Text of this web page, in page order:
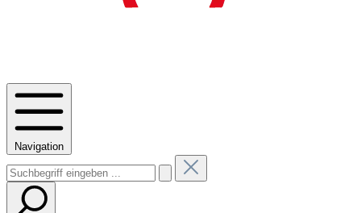
Navigation